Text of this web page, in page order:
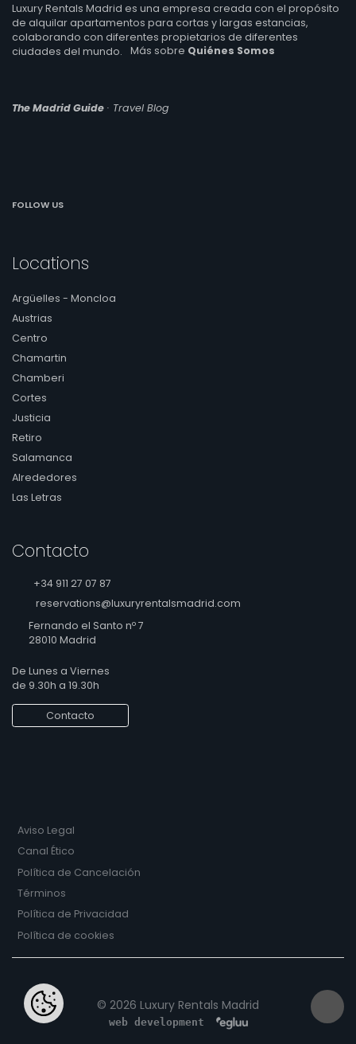
Luxury Rentals Madrid es una empresa creada con el propósito
de alquilar apartamentos para cortas y largas estancias,
colaborando con diferentes propietarios de diferentes
ciudades del mundo.
Más sobre Quiénes Somos
The Madrid Guide · Travel Blog
FOLLOW US
Locations
Argüelles - Moncloa
Austrias
Centro
Chamartin
Chamberi
Cortes
Justicia
Retiro
Salamanca
Alrededores
Las Letras
Contacto
+34 911 27 07 87
reservations@luxuryrentalsmadrid.com
Fernando el Santo nº 7
28010 Madrid
De Lunes a Viernes
de 9.30h a 19.30h
Contacto
Aviso Legal
Canal Ético
Política de Cancelación
Términos
Política de Privacidad
Política de cookies
© 2026 Luxury Rentals Madrid
web development